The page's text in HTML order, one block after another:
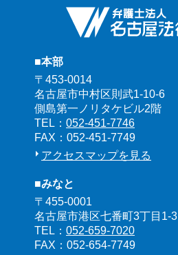
■本部
〒453-0014
名古屋市中村区則武1-10-6
側島第一ノリタケビル2階
TEL： 052-451-7746
FAX：052-451-7749
アクセスマップを見る
■みなと
〒455-0001
名古屋市港区七番町3丁目1-3
TEL： 052-659-7020
FAX：052-654-7749